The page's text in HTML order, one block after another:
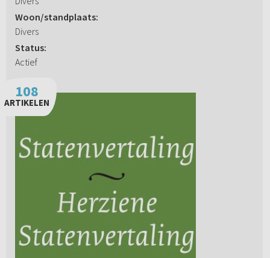
Woon/standplaats:
Divers
Status:
Actief
108
ARTIKELEN